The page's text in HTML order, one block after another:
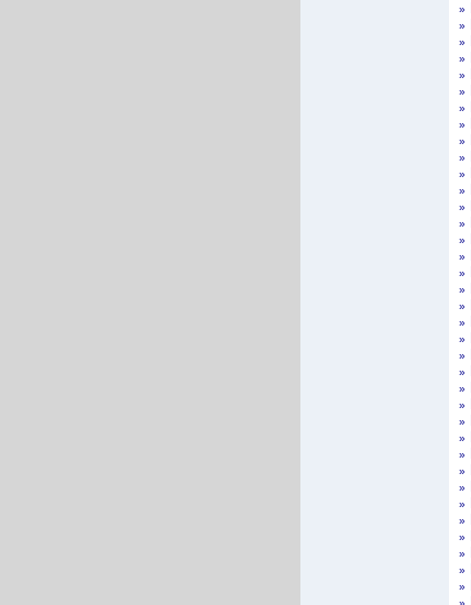
»
»
»
»
»
»
»
»
»
»
»
»
»
»
»
»
»
»
»
»
»
»
»
»
»
»
»
»
»
»
»
»
»
»
»
»